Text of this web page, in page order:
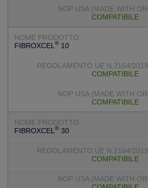
COMPATIBILE
FIBROXCEL ®10
COMPATIBILE
COMPATIBILE
FIBROXCEL ®30
COMPATIBILE